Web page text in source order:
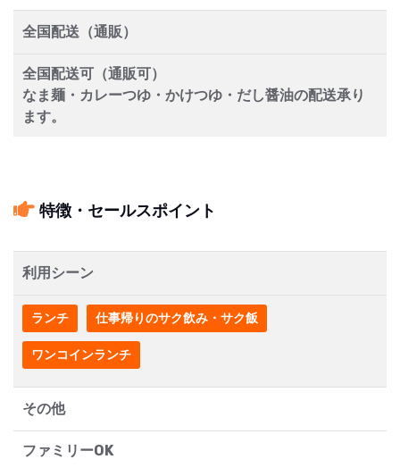
全国配送（通販）
全国配送可（通販可）
なま麺・カレーつゆ・かけつゆ・だし醤油の配送承り
ます。
特徴・セールスポイント
利用シーン
ランチ 仕事帰りのサク飲み・サク飯
ワンコインランチ
その他
ファミリーOK